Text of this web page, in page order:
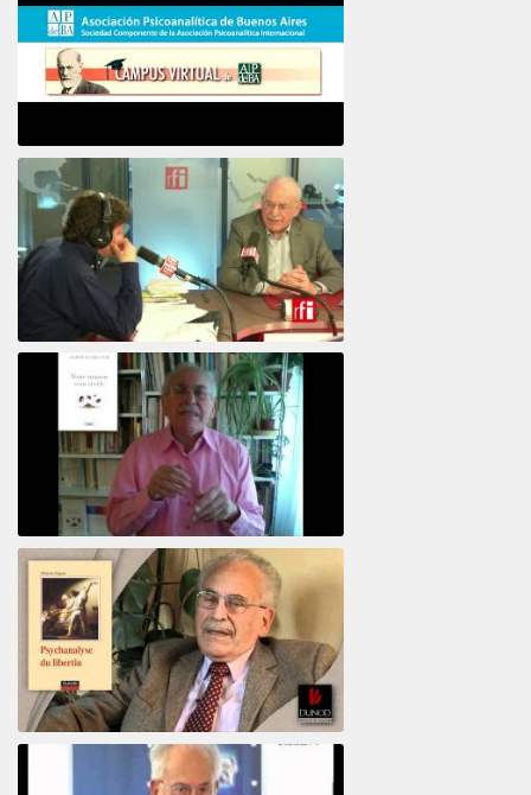
Psicoanálisis por Skype y teléfono Alberto
Eiguer presenta el curso virtual 2017
Votre maison vous révèle
Psychanalyse du libertin